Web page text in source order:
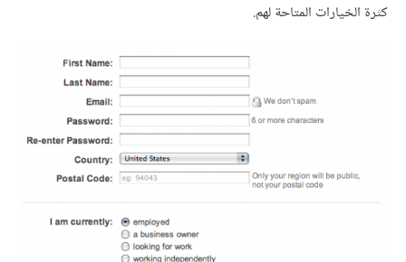
كثرة الخيارات المتاحة لهم.